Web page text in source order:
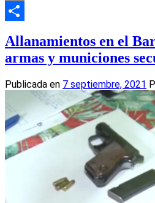
Email
Allanamientos en el
armas y municiones
Publicada en 7 septiembre, 2021